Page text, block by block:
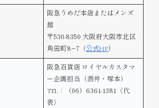
阪急うめだ本店またはメンズ
館
〒530-8350 大阪府大阪市北区
角田町8−7（公式HP）
阪急百貨店 ロイヤルカスタマ
ー企画担当（酒井・塚本）
TEL：（06）6361-1381〈代
表〉